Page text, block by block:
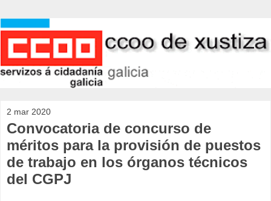
2 mar 2020
Convocatoria de concurso de
méritos para la provisión de puestos
de trabajo en los órganos técnicos
del CGPJ